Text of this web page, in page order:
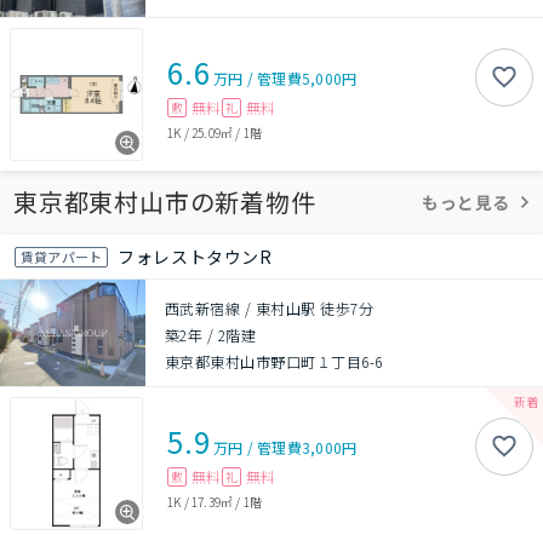
6.6 万円 /管理費5,000円
敷 無料 礼 無料
1K / 25.09㎡ / 1階
東京都東村山市の新着物件 もっと見る
賃貸アパート フォレストタウンR
西武新宿線 / 東村山駅 徒歩7分
築2年 / 2階建
東京都東村山市野口町１丁目6-6
5.9 万円 /管理費3,000円
敷 無料 礼 無料
1K / 17.39㎡ / 1階